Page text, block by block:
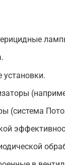
установки.
(система